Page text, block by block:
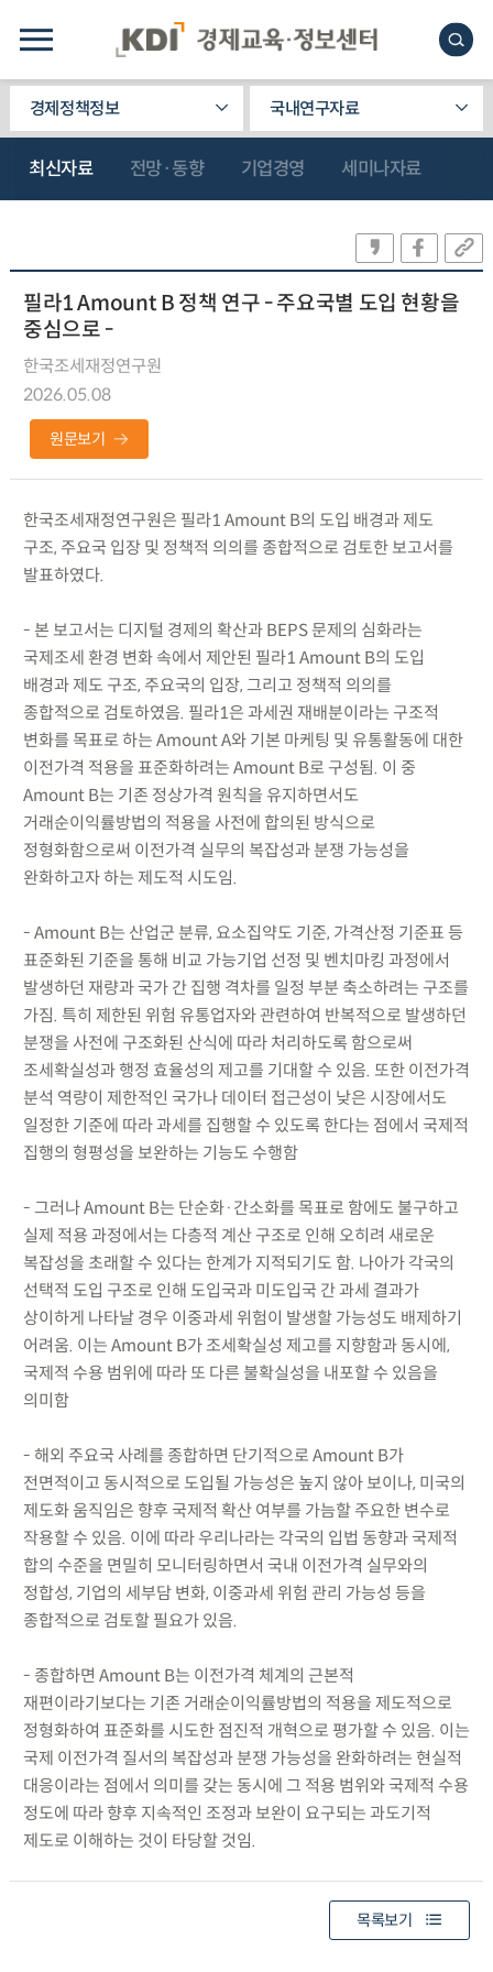
경제정책정보 국내연구자료
최신자료 전망·동향 기업경영 세미나자료
필라1 Amount B 정책 연구 - 주요국별 도입 현황을
중심으로 -
한국조세재정연구원
2026.05.08
원문보기
한국조세재정연구원은 필라1 Amount B의 도입 배경과 제도
구조, 주요국 입장 및 정책적 의의를 종합적으로 검토한 보고서를
발표하였다.
- 본 보고서는 디지털 경제의 확산과 BEPS 문제의 심화라는
국제조세 환경 변화 속에서 제안된 필라1 Amount B의 도입
배경과 제도 구조, 주요국의 입장, 그리고 정책적 의의를
종합적으로 검토하였음. 필라1은 과세권 재배분이라는 구조적
변화를 목표로 하는 Amount A와 기본 마케팅 및 유통활동에 대한
이전가격 적용을 표준화하려는 Amount B로 구성됨. 이 중
Amount B는 기존 정상가격 원칙을 유지하면서도
거래순이익률방법의 적용을 사전에 합의된 방식으로
정형화함으로써 이전가격 실무의 복잡성과 분쟁 가능성을
완화하고자 하는 제도적 시도임.
- Amount B는 산업군 분류, 요소집약도 기준, 가격산정 기준표 등
표준화된 기준을 통해 비교 가능기업 선정 및 벤치마킹 과정에서
발생하던 재량과 국가 간 집행 격차를 일정 부분 축소하려는 구조를
가짐. 특히 제한된 위험 유통업자와 관련하여 반복적으로 발생하던
분쟁을 사전에 구조화된 산식에 따라 처리하도록 함으로써
조세확실성과 행정 효율성의 제고를 기대할 수 있음. 또한 이전가격
분석 역량이 제한적인 국가나 데이터 접근성이 낮은 시장에서도
일정한 기준에 따라 과세를 집행할 수 있도록 한다는 점에서 국제적
집행의 형평성을 보완하는 기능도 수행함
- 그러나 Amount B는 단순화·간소화를 목표로 함에도 불구하고
실제 적용 과정에서는 다층적 계산 구조로 인해 오히려 새로운
복잡성을 초래할 수 있다는 한계가 지적되기도 함. 나아가 각국의
선택적 도입 구조로 인해 도입국과 미도입국 간 과세 결과가
상이하게 나타날 경우 이중과세 위험이 발생할 가능성도 배제하기
어려움. 이는 Amount B가 조세확실성 제고를 지향함과 동시에,
국제적 수용 범위에 따라 또 다른 불확실성을 내포할 수 있음을
의미함
- 해외 주요국 사례를 종합하면 단기적으로 Amount B가
전면적이고 동시적으로 도입될 가능성은 높지 않아 보이나, 미국의
제도화 움직임은 향후 국제적 확산 여부를 가늠할 주요한 변수로
작용할 수 있음. 이에 따라 우리나라는 각국의 입법 동향과 국제적
합의 수준을 면밀히 모니터링하면서 국내 이전가격 실무와의
정합성, 기업의 세부담 변화, 이중과세 위험 관리 가능성 등을
종합적으로 검토할 필요가 있음.
- 종합하면 Amount B는 이전가격 체계의 근본적
재편이라기보다는 기존 거래순이익률방법의 적용을 제도적으로
정형화하여 표준화를 시도한 점진적 개혁으로 평가할 수 있음. 이는
국제 이전가격 질서의 복잡성과 분쟁 가능성을 완화하려는 현실적
대응이라는 점에서 의미를 갖는 동시에 그 적용 범위와 국제적 수용
정도에 따라 향후 지속적인 조정과 보완이 요구되는 과도기적
제도로 이해하는 것이 타당할 것임.
목록보기